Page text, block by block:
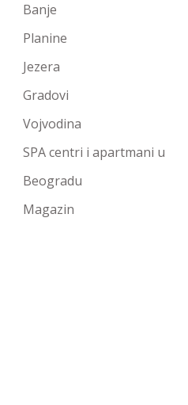
Banje
Planine
Jezera
Gradovi
Vojvodina
SPA centri i apartmani u
Beogradu
Magazin